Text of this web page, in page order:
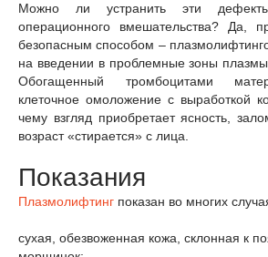
Можно ли устранить эти
операционного вмешательства? Да,
безопасным способом –
на введении в проблемные зоны плазмы
Обогащенный тромбоцитами
клеточное омоложение с выработкой
чему взгляд приобретает ясность,
возраст «стирается» с лица.
Показания
Плазмолифтинг показан во многих
сухая, обезвоженная кожа, склонная к